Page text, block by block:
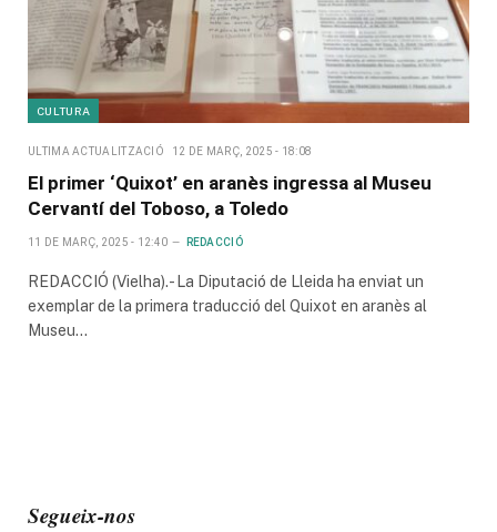
CULTURA
ULTIMA ACTUALITZACIÓ 12 DE MARÇ, 2025 - 18:08
El primer ‘Quixot’ en aranès ingressa al Museu
Cervantí del Toboso, a Toledo
11 DE MARÇ, 2025 - 12:40 REDACCIÓ
REDACCIÓ (Vielha).- La Diputació de Lleida ha enviat un
exemplar de la primera traducció del Quixot en aranès al
Museu…
Segueix-nos